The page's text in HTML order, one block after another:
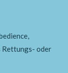
Rettungs- oder